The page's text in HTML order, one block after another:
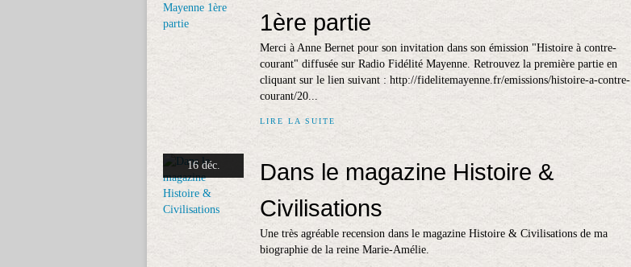
1ère partie
Merci à Anne Bernet pour son invitation dans son émission "Histoire à contre-
courant" diffusée sur Radio Fidélité Mayenne. Retrouvez la première partie en
cliquant sur le lien suivant : http://fidelitemayenne.fr/emissions/histoire-a-contre-
courant/20...
LIRE LA SUITE
16 déc.
Dans le magazine Histoire &
Civilisations
Une très agréable recension dans le magazine Histoire & Civilisations de ma
biographie de la reine Marie-Amélie.